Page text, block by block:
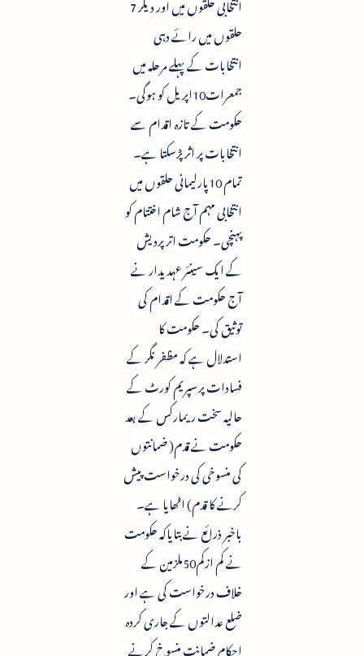
حلقوں میں رائے دہی
انتخابات کے پہلے مرحلہ میں
جمعرات10اپریل کو ہوگی۔
حکومت کے تازہ اقدام سے
انتخابات پر اثر پڑسکتا ہے۔
تمام 10پارلیمانی حلقوں میں
انتخابی مہم آج شام اختتام کو
پہنچی۔ حکومت اترپردیش
کے ایک سینئر عہدیدار نے
آج حکومت کے اقدام کی
توثیق کی۔ حکومت کا
استدلال ہے کہ مظفر نگر کے
فسادات پر سپریم کورٹ کے
حالیہ سخت ریمارکس کے بعد
حکومت نے قدم( ضمانتوں
کی منسوخی کی درخواست پیش
کرنے کا قدم) اٹھایا ہے۔
باخبر ذرائع نے بتایاکہ حکومت
نے کم ازکم50ملزمین کے
خلاف درخواست کی ہے اور
ضلع عدالتوں کے جاری کردہ
احکام ضمانت منسوخ کرنے